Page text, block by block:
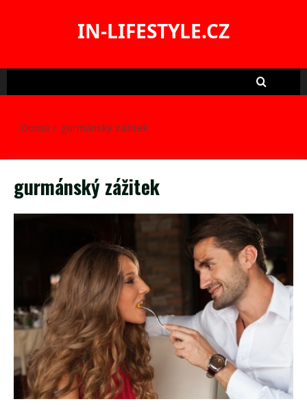
IN-LIFESTYLE.CZ
Domů gurmánský zážitek
gurmánský zážitek